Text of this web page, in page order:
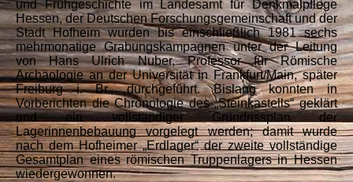
und Frühgeschichte im Landesamt für Denkmalpflege
Hessen, der Deutschen Forschungsgemeinschaft und der
Stadt Hofheim wurden bis einschließlich 1981 sechs
mehrmonatige Grabungskampagnen unter der Leitung
von Hans Ulrich Nuber, Professor für Römische
Archäologie an der Universität in Frankfurt/Main, später
Freiburg i. Br., durchgeführt. Bislang konnten in
Vorberichten die Chronologie des „Steinkastells“ geklärt
und ein vollständiger Grundrissplan der
Lagerinnenbebauung vorgelegt werden; damit wurde
nach dem Hofheimer „Erdlager“ der zweite vollständige
Gesamtplan eines römischen Truppenlagers in Hessen
wiedergewonnen.